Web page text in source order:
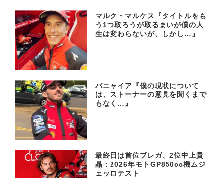
マルク・マルケス『タイトルをも
う1つ取ろうが取るまいが僕の人
生は変わらないが、しかし…』
バニャイア『僕の現状について
は、ストーナーの意見を聞くまで
もなく…』
最終日は首位ブレガ、2位中上貴
晶：2026年モトGP850cc機ムジ
ェッロテスト